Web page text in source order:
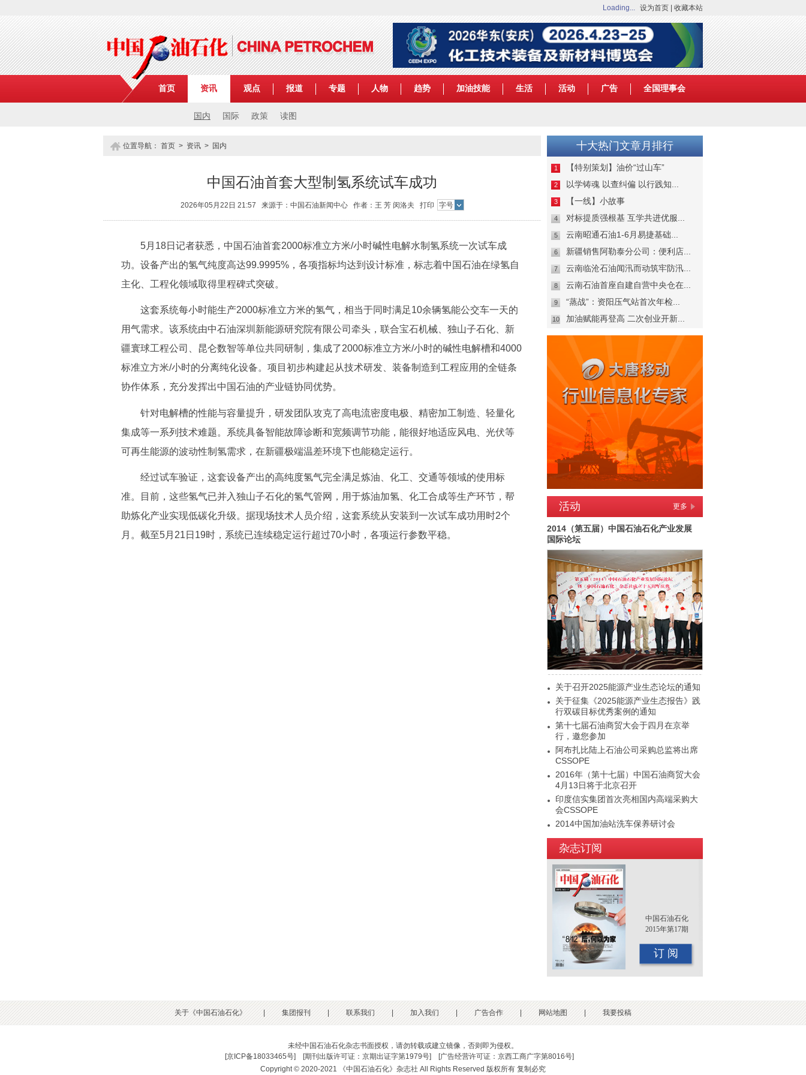
Loading... 设为首页 收藏本站
首页 资讯
国内 国际 政策 读图
观点 报道 专题 人物 趋势 加油技能 生活 活动 广告 全国理事会
位置导航： 首页 > 资讯 > 国内
中国石油首套大型制氢系统试车成功
2026年05月22日 21:57 来源于：中国石油新闻中心 作者：王 芳 闵洛夫 打印 字号
5月18日记者获悉，中国石油首套2000标准立方米/小时碱性电解水制氢系统一次试车成
功。设备产出的氢气纯度高达99.9995%，各项指标均达到设计标准，标志着中国石油在绿氢自
主化、工程化领域取得里程碑式突破。
这套系统每小时能生产2000标准立方米的氢气，相当于同时满足10余辆氢能公交车一天的
用气需求。该系统由中石油深圳新能源研究院有限公司牵头，联合宝石机械、独山子石化、新
疆寰球工程公司、昆仑数智等单位共同研制，集成了2000标准立方米/小时的碱性电解槽和4000
标准立方米/小时的分离纯化设备。项目初步构建起从技术研发、装备制造到工程应用的全链条
协作体系，充分发挥出中国石油的产业链协同优势。
针对电解槽的性能与容量提升，研发团队攻克了高电流密度电极、精密加工制造、轻量化
集成等一系列技术难题。系统具备智能故障诊断和宽频调节功能，能很好地适应风电、光伏等
可再生能源的波动性制氢需求，在新疆极端温差环境下也能稳定运行。
经过试车验证，这套设备产出的高纯度氢气完全满足炼油、化工、交通等领域的使用标
准。目前，这些氢气已并入独山子石化的氢气管网，用于炼油加氢、化工合成等生产环节，帮
助炼化产业实现低碳化升级。据现场技术人员介绍，这套系统从安装到一次试车成功用时2个
月。截至5月21日19时，系统已连续稳定运行超过70小时，各项运行参数平稳。
十大热门文章月排行
1 【特别策划】油价“过山车”
2 以学铸魂 以查纠偏 以行践知...
3 【一线】小故事
4 对标提质强根基 互学共进优服...
5 云南昭通石油1-6月易捷基础...
6 新疆销售阿勒泰分公司：便利店...
7 云南临沧石油闻汛而动筑牢防汛...
8 云南石油首座自建自营中央仓在...
9 “蒸战”：资阳压气站首次年检...
10 加油赋能再登高 二次创业开新...
活动 更多
2014（第五届）中国石油石化产业发展
国际论坛
关于召开2025能源产业生态论坛的通知
关于征集《2025能源产业生态报告》践
行双碳目标优秀案例的通知
第十七届石油商贸大会于四月在京举
行，邀您参加
阿布扎比陆上石油公司采购总监将出席
CSSOPE
2016年（第十七届）中国石油商贸大会
4月13日将于北京召开
印度信实集团首次亮相国内高端采购大
会CSSOPE
2014中国加油站洗车保养研讨会
2015年（第十二届）中国国际油品行业
年终大会即将召开
杂志订阅
中国石油石化
2015年第17期
订 阅
关于《中国石油石化》 集团报刊 联系我们 加入我们 广告合作 网站地图 我要投稿
未经中国石油石化杂志书面授权，请勿转载或建立镜像，否则即为侵权。
[京ICP备18033465号] [期刊出版许可证：京期出证字第1979号] [广告经营许可证：京西工商广字第8016号]
Copyright © 2020-2021 《中国石油石化》杂志社 All Rights Reserved 版权所有 复制必究